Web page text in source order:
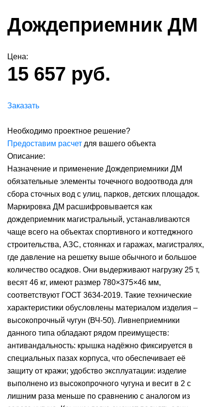
Дождеприемник ДМ
Цена:
15 657 руб.
Заказать
Необходимо проектное решение?
Предоставим расчет для вашего объекта
Описание:
Назначение и применение Дождеприемники ДМ
обязательные элементы точечного водоотвода для
сбора сточных вод с улиц, парков, детских площадок.
Маркировка ДМ расшифровывается как
дождеприемник магистральный, устанавливаются
чаще всего на объектах спортивного и коттеджного
строительства, АЗС, стоянках и гаражах, магистралях,
где давление на решетку выше обычного и большое
количество осадков. Они выдерживают нагрузку 25 т,
весят 46 кг, имеют размер 780×375×46 мм,
соответствуют ГОСТ 3634-2019. Такие технические
характеристики обусловлены материалом изделия –
высокопрочный чугун (ВЧ-50). Ливнеприемники
данного типа обладают рядом преимуществ:
антивандальность: крышка надёжно фиксируется в
специальных пазах корпуса, что обеспечивает её
защиту от кражи; удобство эксплуатации: изделие
выполнено из высокопрочного чугуна и весит в 2 с
лишним раза меньше по сравнению с аналогом из